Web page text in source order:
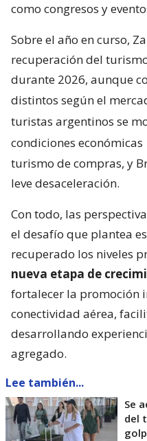
como congresos y
Sobre el año en curso,
recuperación del
durante 2026, aunque
distintos según el
turistas argentinos se
condiciones económicas
turismo de compras, y
leve desaceleración.
Con todo, las
el desafío que plantea
recuperado los niveles
nueva etapa de
fortalecer la promoción
conectividad aérea,
desarrollando
agregado.
Lee también...
Se
del